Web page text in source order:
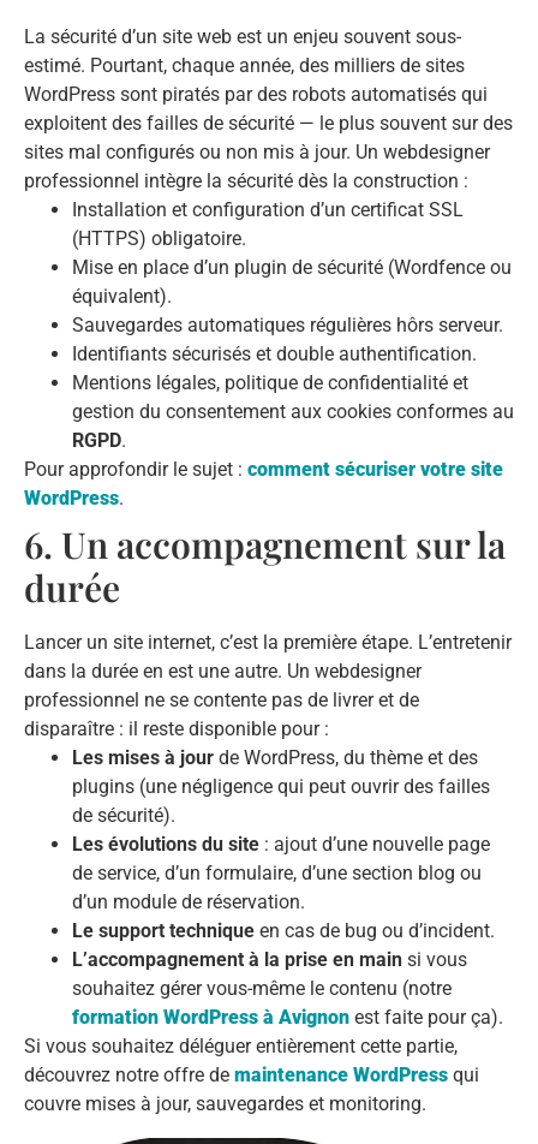
La sécurité d’un site web est un enjeu souvent sous-
estimé. Pourtant, chaque année, des milliers de sites
WordPress sont piratés par des robots automatisés qui
exploitent des failles de sécurité — le plus souvent sur des
sites mal configurés ou non mis à jour. Un webdesigner
professionnel intègre la sécurité dès la construction :
Installation et configuration d’un certificat SSL
(HTTPS) obligatoire.
Mise en place d’un plugin de sécurité (Wordfence ou
équivalent).
Sauvegardes automatiques régulières hôrs serveur.
Identifiants sécurisés et double authentification.
Mentions légales, politique de confidentialité et
gestion du consentement aux cookies conformes au
RGPD.
Pour approfondir le sujet : comment sécuriser votre site
WordPress.
6. Un accompagnement sur la
durée
Lancer un site internet, c’est la première étape. L’entretenir
dans la durée en est une autre. Un webdesigner
professionnel ne se contente pas de livrer et de
disparaître : il reste disponible pour :
Les mises à jour de WordPress, du thème et des
plugins (une négligence qui peut ouvrir des failles
de sécurité).
Les évolutions du site : ajout d’une nouvelle page
de service, d’un formulaire, d’une section blog ou
d’un module de réservation.
Le support technique en cas de bug ou d’incident.
L’accompagnement à la prise en main si vous
souhaitez gérer vous-même le contenu (notre
formation WordPress à Avignon est faite pour ça).
Si vous souhaitez déléguer entièrement cette partie,
découvrez notre offre de maintenance WordPress qui
couvre mises à jour, sauvegardes et monitoring.